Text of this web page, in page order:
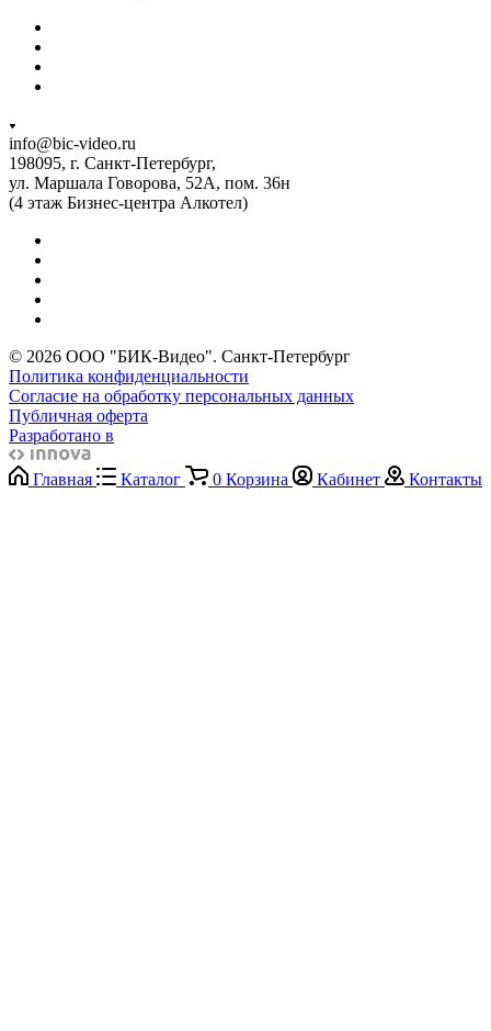
info@bic-video.ru
198095, г. Санкт-Петербург,
ул. Маршала Говорова, 52А, пом. 36н
(4 этаж Бизнес-центра Алкотел)
© 2026 ООО "БИК-Видео". Санкт-Петербург
Политика конфиденциальности
Согласие на обработку персональных данных
Публичная оферта
Разработано в
Главная Каталог 0 Корзина Кабинет Контакты